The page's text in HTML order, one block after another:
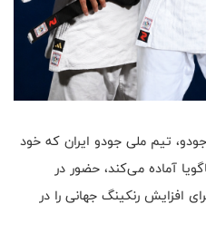
تیم ملی جودو ایران که خود
آماده می‌کند، حضور در
افزایش رنکینگ جهانی را در